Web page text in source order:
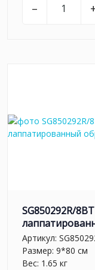
– +
SG850292R/
Артикул:
Размер: 9*80 см
Вес: 1.65 кг